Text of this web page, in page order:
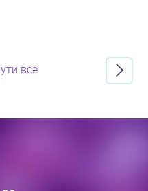
все